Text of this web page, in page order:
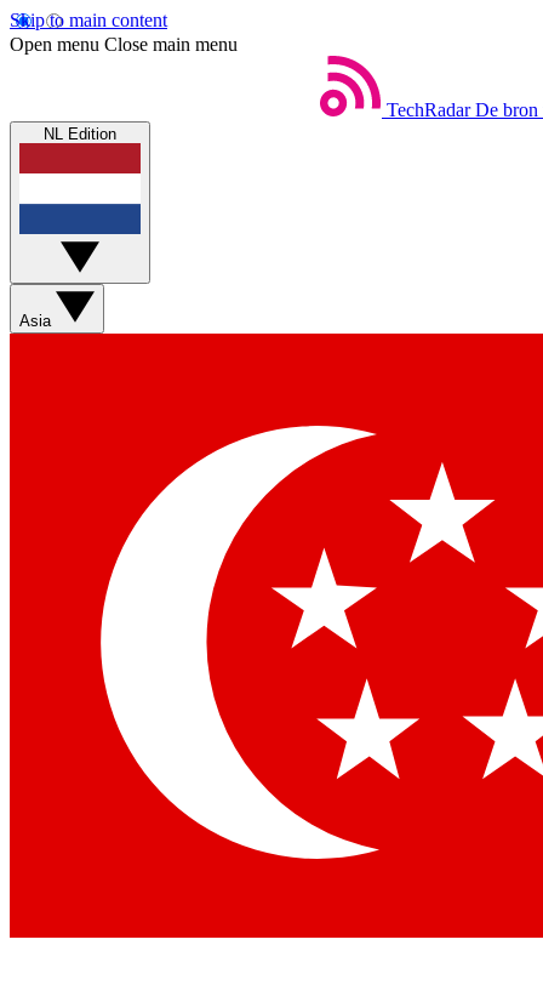
Skip to main content
Open menu Close main menu
TechRadar De bron
NL Edition
Asia